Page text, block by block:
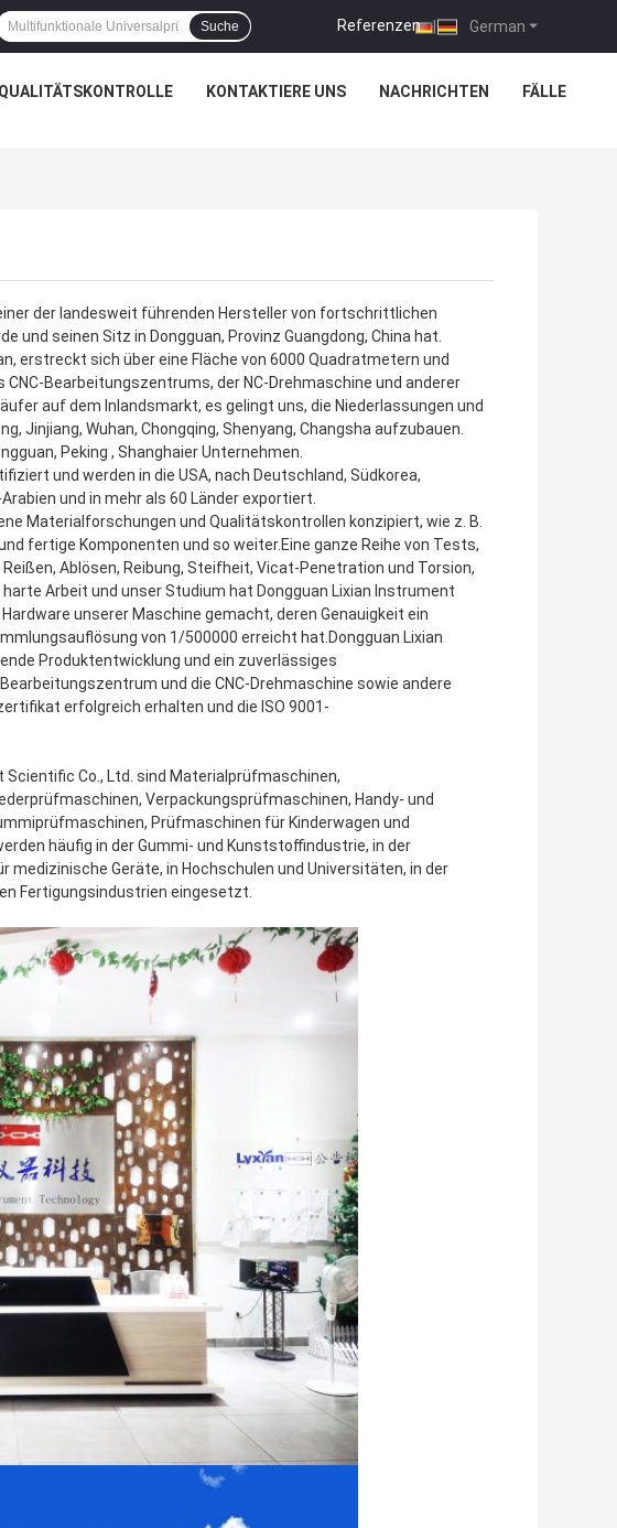
German
Referenzen |
Suche
QUALITÄTSKONTROLLE KONTAKTIERE UNS NACHRICHTEN FÄLLE
der landesweit führenden Hersteller von fortschrittlichen
und seinen Sitz in Dongguan, Provinz Guangdong, China hat.
erstreckt sich über eine Fläche von 6000 Quadratmetern und
Bearbeitungszentrums, der NC-Drehmaschine und anderer
auf dem Inlandsmarkt, es gelingt uns, die Niederlassungen und
Jinjiang, Wuhan, Chongqing, Shenyang, Changsha aufzubauen.
Peking , Shanghaier Unternehmen.
und werden in die USA, nach Deutschland, Südkorea,
und in mehr als 60 Länder exportiert.
Materialforschungen und Qualitätskontrollen konzipiert, wie z. B.
fertige Komponenten und so weiter.Eine ganze Reihe von Tests,
Ablösen, Reibung, Steifheit, Vicat-Penetration und Torsion,
Arbeit und unser Studium hat Dongguan Lixian Instrument
unserer Maschine gemacht, deren Genauigkeit ein
von 1/500000 erreicht hat.Dongguan Lixian
Produktentwicklung und ein zuverlässiges
und die CNC-Drehmaschine sowie andere
erfolgreich erhalten und die ISO 9001-
Scientific Co., Ltd. sind Materialprüfmaschinen,
Verpackungsprüfmaschinen, Handy- und
Prüfmaschinen für Kinderwagen und
häufig in der Gummi- und Kunststoffindustrie, in der
Geräte, in Hochschulen und Universitäten, in der
Fertigungsindustrien eingesetzt.